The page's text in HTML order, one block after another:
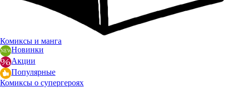
Комиксы и манга
Новинки
Акции
Популярные
Комиксы о супергероях